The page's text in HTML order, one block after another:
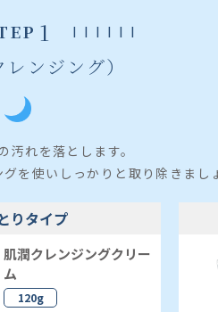
1
ンジング）
汚れを落とします。
を使いしっかりと取り除きまし
りタイプ
肌潤クレンジングクリー
ム
120g